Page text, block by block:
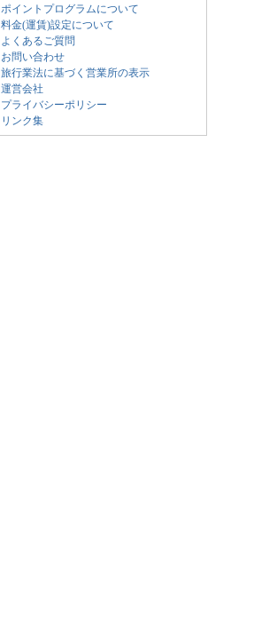
ポイントプログラムについて
料金(運賃)設定について
よくあるご質問
お問い合わせ
旅行業法に基づく営業所の表示
運営会社
プライバシーポリシー
リンク集